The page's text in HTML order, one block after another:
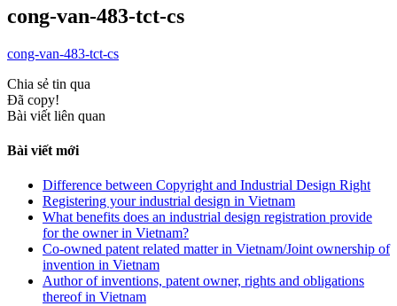
cong-van-483-tct-cs
cong-van-483-tct-cs
Chia sẻ tin qua
Đã copy!
Bài viết liên quan
Bài viết mới
Difference between Copyright and Industrial Design Right
Registering your industrial design in Vietnam
What benefits does an industrial design registration provide
for the owner in Vietnam?
Co-owned patent related matter in Vietnam/Joint ownership of
invention in Vietnam
Author of inventions, patent owner, rights and obligations
thereof in Vietnam